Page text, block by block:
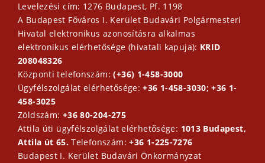
Levelezési cím: 1276 Budapest, Pf. 1198
A Budapest Főváros I. Kerület Budavári Polgármesteri
Hivatal elektronikus azonosításra alkalmas
elektronikus elérhetősége (hivatali kapuja): KRID
208048326
Központi telefonszám:(+36) 1-458-3000
Ügyfélszolgálat elérhetősége:+36 1-458-3030; +36 1-
458-3025
Zöldszám: +36 80-204-275
Attila úti ügyfélszolgálat elérhetősége: 1013 Budapest,
Attila út 65.Telefonszám:+36 1-225-7276
Budapest I. Kerület Budavári Önkormányzat